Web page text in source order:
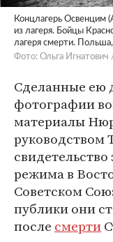
Концлагерь Освенцим
из лагеря. Бойцы
лагеря смерти.
Фото: Ольга Игнатович
Сделанные ею
фотографии
материалы
руководством
свидетельство
режима в
Советском
публики они
после смерти